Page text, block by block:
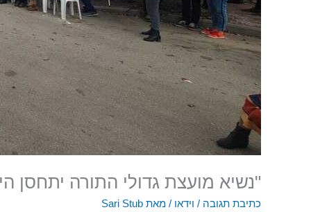
"נשיא מועצת גדולי התורה יתחסן
כתיבת תגובה / וידאו / מאת Sari Stub